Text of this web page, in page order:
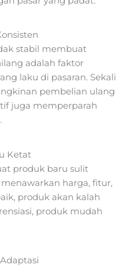
stabil membuat
adalah faktor
laku di pasaran. Sekali
pembelian ulang
juga memperparah
Ketat
produk baru sulit
harga, fitur,
produk akan kalah
produk mudah